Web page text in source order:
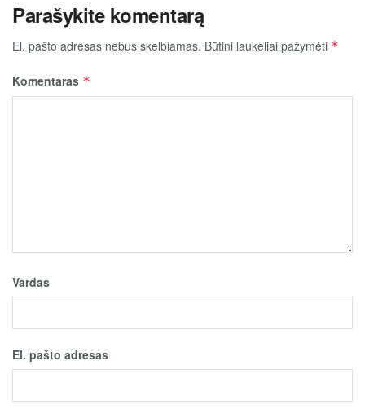
Parašykite komentarą
El. pašto adresas nebus skelbiamas. Būtini laukeliai pažymėti *
Komentaras *
Vardas
El. pašto adresas